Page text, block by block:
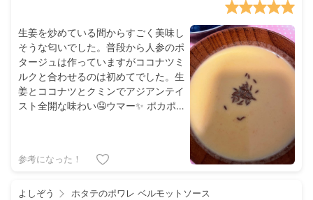
生姜を炒めている間からすごく美味し
そうな匂いでした。普段から人参のポ
タージュは作っていますがココナツミ
ルクと合わせるのは初めてでした。生
姜とココナツとクミンでアジアンテイ
スト全開な味わい🤤ウマー✨ ポカポカ
た😋
参考になった！
よしぞう ホタテのポワレ ベルモットソース